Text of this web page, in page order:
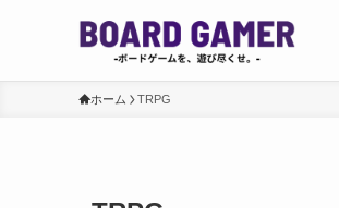
ホーム TRPG